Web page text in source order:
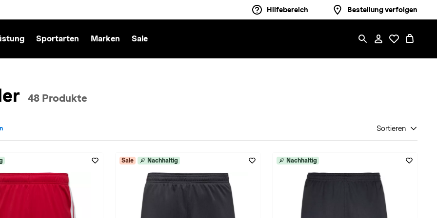
Hilfebereich Bestellung verfolgen
Sportarten Marken Sale
48 Produkte
Kinder entfernen Sortieren
Sale Nachhaltig Nachhaltig